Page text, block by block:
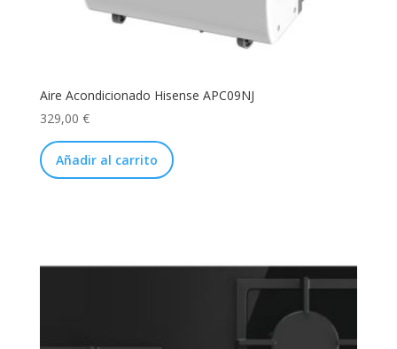
Aire Acondicionado Hisense APC09NJ
329,00 €
Añadir al carrito